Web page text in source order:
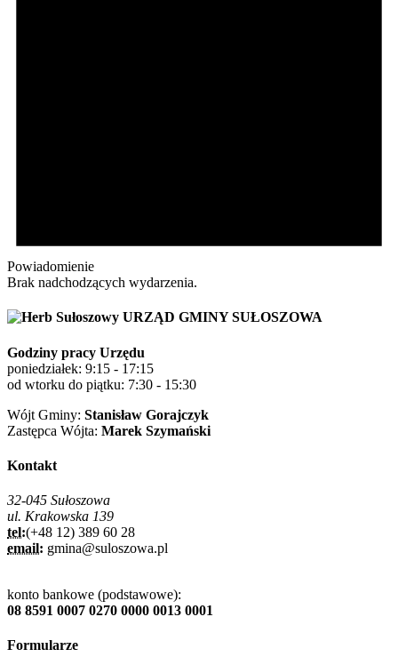
Powiadomienie
Brak nadchodzących wydarzenia.
URZĄD GMINY SUŁOSZOWA
Godziny pracy Urzędu
poniedziałek: 9:15 - 17:15
od wtorku do piątku: 7:30 - 15:30
Wójt Gminy: Stanisław Gorajczyk
Zastępca Wójta: Marek Szymański
Kontakt
32-045 Sułoszowa
ul. Krakowska 139
tel:(+48 12) 389 60 28
email: gmina@suloszowa.pl
konto bankowe (podstawowe):
08 8591 0007 0270 0000 0013 0001
Formularze